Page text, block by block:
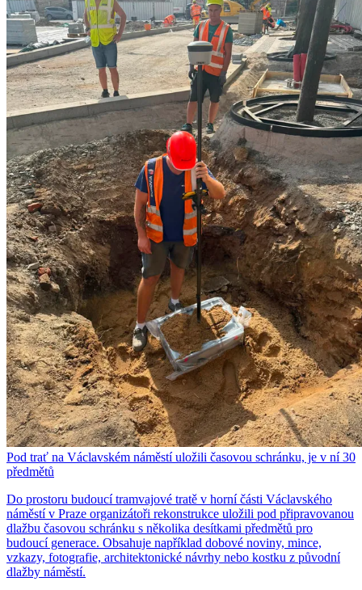
Pod trať na Václavském náměstí uložili časovou schránku, je v ní 30
předmětů
Do prostoru budoucí tramvajové tratě v horní části Václavského
náměstí v Praze organizátoři rekonstrukce uložili pod připravovanou
dlažbu časovou schránku s několika desítkami předmětů pro
budoucí generace. Obsahuje například dobové noviny, mince,
vzkazy, fotografie, architektonické návrhy nebo kostku z původní
dlažby náměstí.